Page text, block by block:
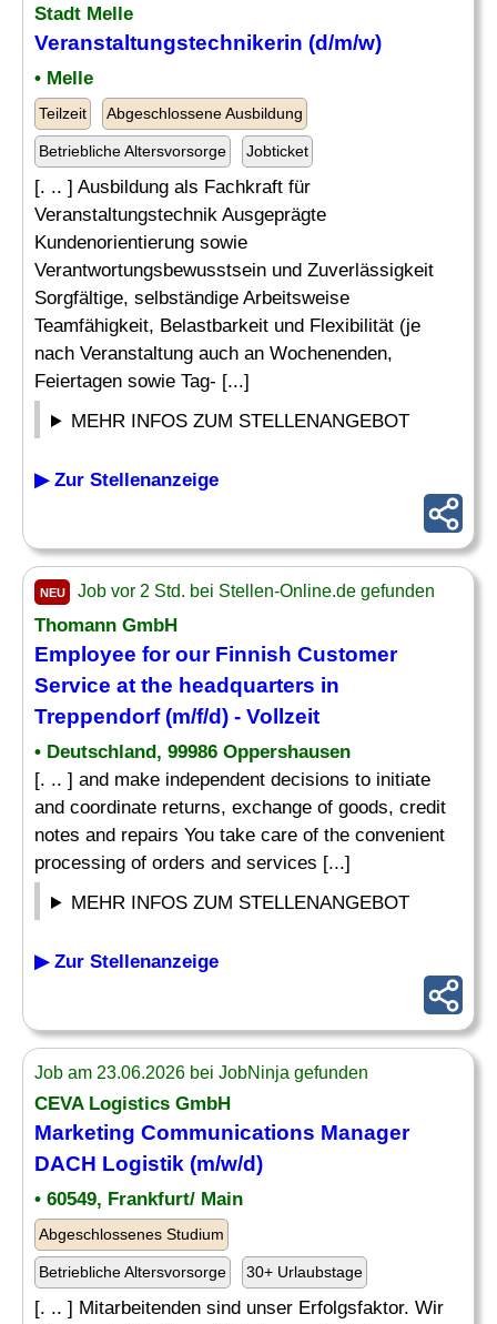
Stadt Melle
Veranstaltungstechnikerin (d/m/w)
• Melle
Teilzeit Abgeschlossene Ausbildung
Betriebliche Altersvorsorge Jobticket
[. .. ] Ausbildung als Fachkraft für
Veranstaltungstechnik Ausgeprägte
Kundenorientierung sowie
Verantwortungsbewusstsein und Zuverlässigkeit
Sorgfältige, selbständige Arbeitsweise
Teamfähigkeit, Belastbarkeit und Flexibilität (je
nach Veranstaltung auch an Wochenenden,
Feiertagen sowie Tag- [...]
MEHR INFOS ZUM STELLENANGEBOT
▶ Zur Stellenanzeige
NEU Job vor 2 Std. bei Stellen-Online.de gefunden
Thomann GmbH
Employee for our Finnish Customer
Service at the headquarters in
Treppendorf (m/f/d) - Vollzeit
• Deutschland, 99986 Oppershausen
[. .. ] and make independent decisions to initiate
and coordinate returns, exchange of goods, credit
notes and repairs You take care of the convenient
processing of orders and services [...]
MEHR INFOS ZUM STELLENANGEBOT
▶ Zur Stellenanzeige
Job am 23.06.2026 bei JobNinja gefunden
CEVA Logistics GmbH
Marketing Communications Manager
DACH Logistik (m/w/d)
• 60549, Frankfurt/ Main
Abgeschlossenes Studium
Betriebliche Altersvorsorge 30+ Urlaubstage
[. .. ] Mitarbeitenden sind unser Erfolgsfaktor. Wir